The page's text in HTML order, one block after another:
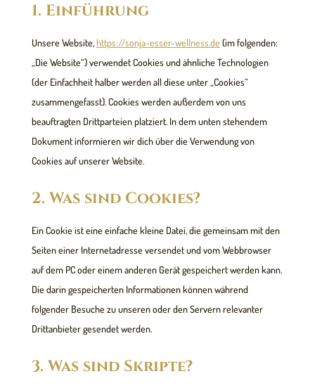
1. Einführung
Unsere Website,https://sonja-esser-wellness.de (im folgenden:
„Die Website“) verwendet Cookies und ähnliche Technologien
(der Einfachheit halber werden all diese unter „Cookies“
zusammengefasst). Cookies werden außerdem von uns
beauftragten Drittparteien platziert. In dem unten stehendem
Dokument informieren wir dich über die Verwendung von
Cookies auf unserer Website.
2. Was sind Cookies?
Ein Cookie ist eine einfache kleine Datei, die gemeinsam mit den
Seiten einer Internetadresse versendet und vom Webbrowser
auf dem PC oder einem anderen Gerät gespeichert werden kann.
Die darin gespeicherten Informationen können während
folgender Besuche zu unseren oder den Servern relevanter
Drittanbieter gesendet werden.
3. Was sind Skripte?